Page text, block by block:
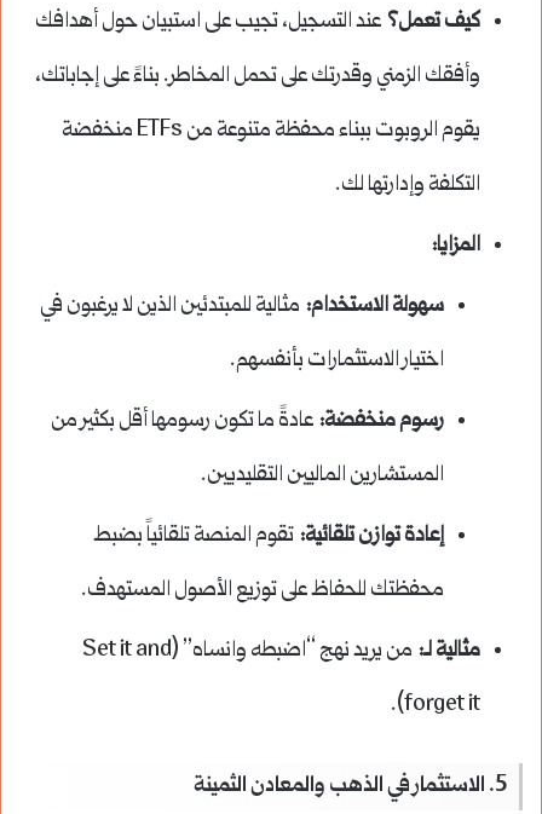
كيف تعمل؟ عند التسجيل، تجيب على استبيان حول أهدافك
وأفقك الزمني وقدرتك على تحمل المخاطر. بناءً على إجاباتك،
يقوم الروبوت ببناء محفظة متنوعة من ETFs منخفضة
التكلفة وإدارتها لك.
المزايا:
سهولة الاستخدام: مثالية للمبتدئين الذين لا يرغبون في
اختيار الاستثمارات بأنفسهم.
رسوم منخفضة: عادةً ما تكون رسومها أقل بكثير من
المستشارين الماليين التقليديين.
إعادة توازن تلقائية: تقوم المنصة تلقائياً بضبط
محفظتك للحفاظ على توزيع الأصول المستهدف.
مثالية لـ:
من يريد نهج “اضبطه وانساه” (Set it and
forget it).
5. الاستثمار في الذهب والمعادن الثمينة